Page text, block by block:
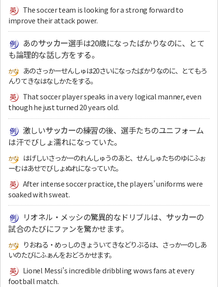
The soccer team is looking for a strong forward to
improve their attack power.
あのサッカー選手は20歳になったばかりなのに、とて
も論理的な話し方をする。
あのさっかーせんしゅは20さいになったばかりなのに、とてもろ
んりてきなはなしかたをする。
That soccer player speaks in a very logical manner, even
though he just turned 20 years old.
激しいサッカーの練習の後、選手たちのユニフォーム
は汗でびしょ濡れになっていた。
はげしいさっかーのれんしゅうのあと、せんしゅたちのゆにふぉ
ーむはあせでびしょぬれになっていた。
After intense soccer practice, the players’ uniforms were
soaked with sweat.
リオネル・メッシの驚異的なドリブルは、 サッカーの
試合のたびにファンを驚かせます。
りおねる・めっしのきょういてきなどりぶるは、さっかーのしあ
いのたびにふぁんをおどろかせます。
Lionel Messi’s incredible dribbling wows fans at every
football match.